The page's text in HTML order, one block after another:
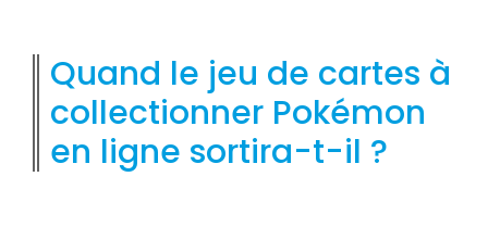
Quand le jeu de cartes à
collectionner Pokémon
en ligne sortira-t-il ?